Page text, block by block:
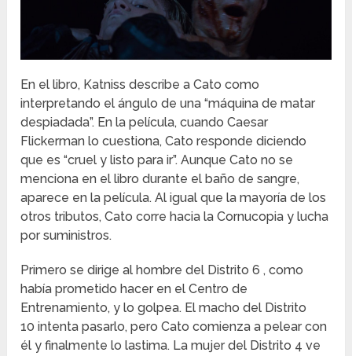
En el libro, Katniss describe a Cato como
interpretando el ángulo de una “máquina de matar
despiadada”. En la película, cuando Caesar
Flickerman lo cuestiona, Cato responde diciendo
que es “cruel y listo para ir”.Aunque Cato no se
menciona en el libro durante el baño de sangre,
aparece en la película. Al igual que la mayoría de los
otros tributos, Cato corre hacia la Cornucopia y lucha
por suministros.
Primero se dirige al hombre del Distrito 6 , como
había prometido hacer en el Centro de
Entrenamiento, y lo golpea. El macho del Distrito
10 intenta pasarlo, pero Cato comienza a pelear con
él y finalmente lo lastima. La mujer del Distrito 4 ve